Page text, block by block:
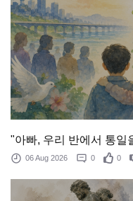
"아빠, 우리 반에서 통일
06 Aug 2026 0 0